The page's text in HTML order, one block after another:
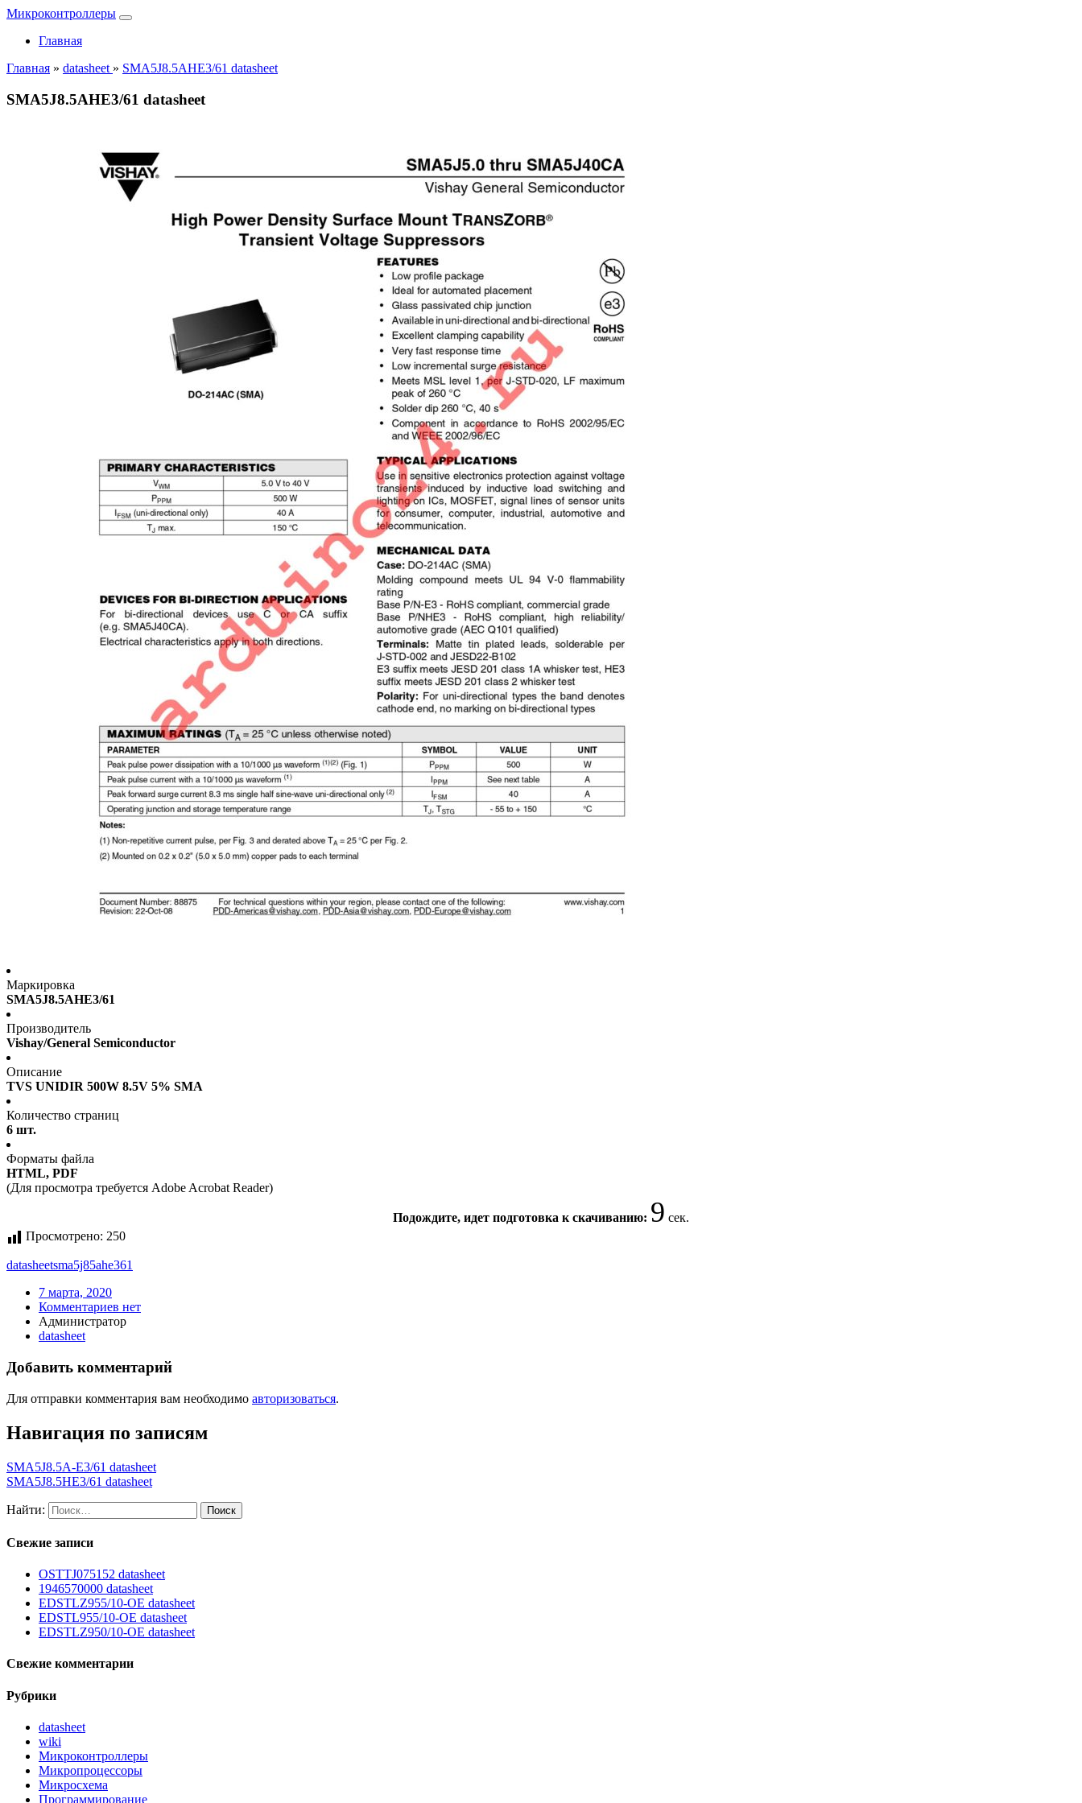
Микроконтроллеры
Главная
Главная » datasheet » SMA5J8.5AHE3/61 datasheet
SMA5J8.5AHE3/61 datasheet
Маркировка
SMA5J8.5AHE3/61
Производитель
Vishay/General Semiconductor
Описание
TVS UNIDIR 500W 8.5V 5% SMA
Количество страниц
6 шт.
Форматы файла
HTML, PDF
(Для просмотра требуется Adobe Acrobat Reader)
Подождите, идет подготовка к скачиванию: 8 сек.
Просмотрено: 250
datasheetsma5j85ahe361
7 марта, 2020
Комментариев нет
Администратор
datasheet
Добавить комментарий
Для отправки комментария вам необходимо авторизоваться.
Навигация по записям
SMA5J8.5A-E3/61 datasheet
SMA5J8.5HE3/61 datasheet
Найти:
Свежие записи
OSTTJ075152 datasheet
1946570000 datasheet
EDSTLZ955/10-OE datasheet
EDSTL955/10-OE datasheet
EDSTLZ950/10-OE datasheet
Свежие комментарии
Рубрики
datasheet
wiki
Микроконтроллеры
Микропроцессоры
Микросхема
Программирование